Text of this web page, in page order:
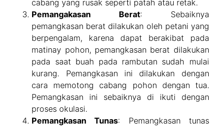
cabang yang rusak seperti patah atau retak.
Pemangakasan Berat: Sebaiknya
pemangkasan berat dilakukan oleh petani yang
berpengalam, karena dapat berakibat pada
matinay pohon, pemangkasan berat dilakukan
pada saat buah pada rambutan sudah mulai
kurang. Pemangkasan ini dilakukan dengan
cara memotong cabang pohon dengan tua.
Pemangkasan ini sebaiknya di ikuti dengan
proses okulasi.
Pemangkasan Tunas: Pemangkasan tunas